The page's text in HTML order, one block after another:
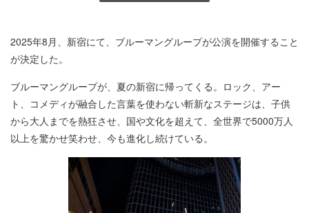
2025年8月、新宿にて、ブルーマングループが公演を開催すること
が決定した。
ブルーマングループが、夏の新宿に帰ってくる。ロック、アー
ト、コメディが融合した言葉を使わない斬新なステージは、子供
から大人までを熱狂させ、国や文化を超えて、全世界で5000万人
以上を驚かせ笑わせ、今も進化し続けている。